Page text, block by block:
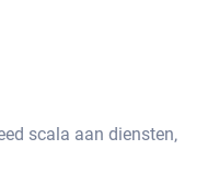
scala aan diensten‚